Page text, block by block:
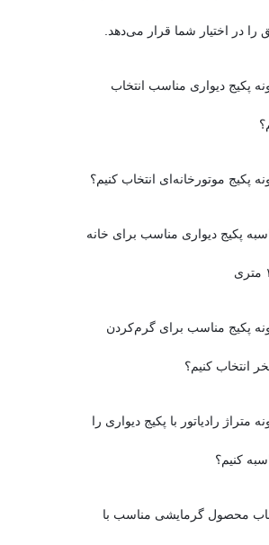
را در اختیار شما قرار می‌دهد.
پکیج دیواری مناسب انتخاب
پکیج موتورخانه‌ای انتخاب کنیم؟
پکیج دیواری مناسب برای خانه
پکیج مناسب برای گرم‌کردن
انتخاب کنیم؟
متراژ رادیاتور با پکیج دیواری را
کنیم؟
محصول گرمایشی مناسب با